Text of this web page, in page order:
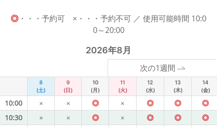
◎ ・・・予約可 ×・・・予約不可 ／ 使用可能時間 10:0
0～20:00
2026年8月
次の1週間
8
(土)
9
(日)
10
(月)
11
(火)
12
(水)
13
(木)
14
(金)
10:00 × × ◎ × ◎ ◎
◎
10:30
× × ◎ × ◎ ◎
◎